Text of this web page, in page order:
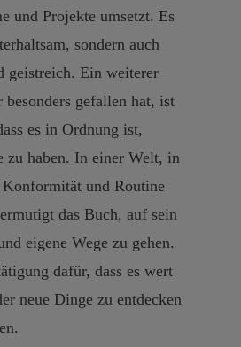
und Projekte umsetzt. Es
sondern auch
geistreich. Ein weiterer
gefallen hat, ist
es in Ordnung ist,
zu haben. In einer Welt, in
und Routine
das Buch, auf sein
eigene Wege zu gehen.
dafür, dass es wert
neue Dinge zu entdecken